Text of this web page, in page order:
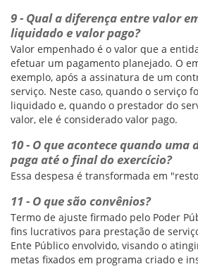
9 - Qual a diferença entre valor
liquidado e valor pago?
Valor empenhado é o valor que a
efetuar um pagamento planejado. O
exemplo, após a assinatura de um
serviço. Neste caso, quando o serviço
liquidado e, quando o prestador do
valor, ele é considerado valor pago.
10 - O que acontece quando uma
paga até o final do exercício?
Essa despesa é transformada em
11 - O que são convênios?
Termo de ajuste firmado pelo Poder
fins lucrativos para prestação de
Ente Público envolvido, visando o
metas fixados em programa criado e